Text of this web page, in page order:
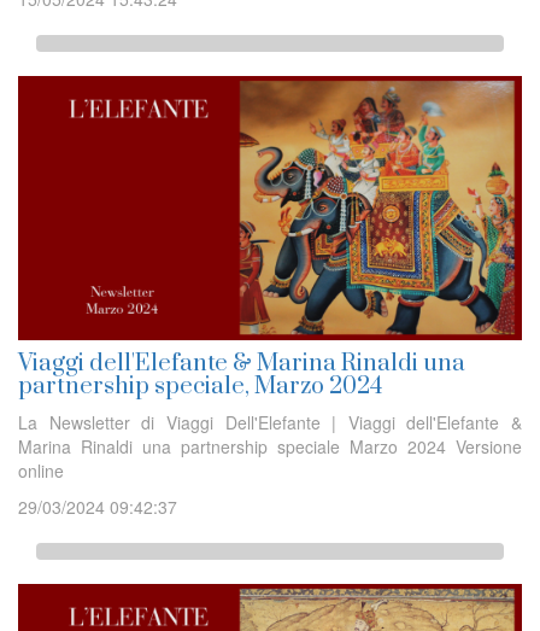
Viaggi dell'Elefante & Marina Rinaldi una
partnership speciale, Marzo 2024
La Newsletter di Viaggi Dell'Elefante | Viaggi dell'Elefante &
Marina Rinaldi una partnership speciale Marzo 2024 Versione
online
29/03/2024 09:42:37